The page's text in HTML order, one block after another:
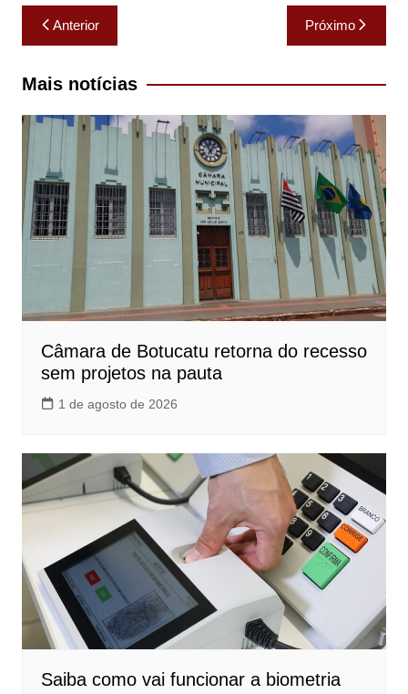
Navegação
de
Post
Anterior Próximo
Mais notícias
Câmara de Botucatu retorna do recesso
sem projetos na pauta
1 de agosto de 2026
Saiba como vai funcionar a biometria